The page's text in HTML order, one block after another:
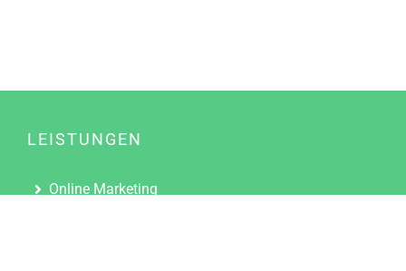
LEISTUNGEN
Online Marketing